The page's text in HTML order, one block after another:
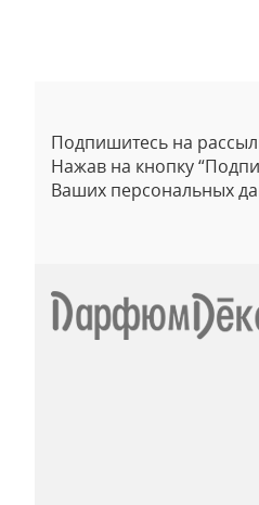
Подпишитесь на
Нажав на кнопку
Ваших персональных